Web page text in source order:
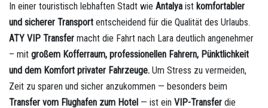
In einer touristisch lebhaften Stadt wie Antalya ist komfortabler
und sicherer Transport entscheidend für die Qualität des Urlaubs.
ATY VIP Transfer macht die Fahrt nach Lara deutlich angenehmer
– mit großem Kofferraum, professionellen Fahrern, Pünktlichkeit
und dem Komfort privater Fahrzeuge. Um Stress zu vermeiden,
Zeit zu sparen und sicher anzukommen — besonders beim
Transfer vom Flughafen zum Hotel — ist ein VIP-Transfer die